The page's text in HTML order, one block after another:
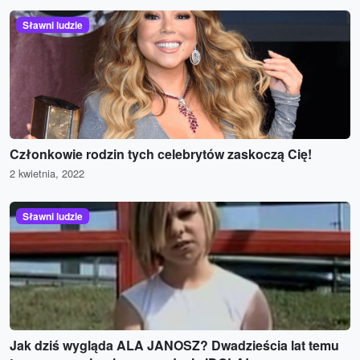
Sławni ludzie
Członkowie rodzin tych celebrytów zaskoczą Cię!
2 kwietnia, 2022
Sławni ludzie
Jak dziś wygląda ALA JANOSZ? Dwadzieścia lat temu